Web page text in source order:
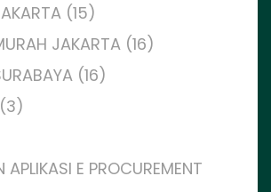
(15)
JAKARTA (16)
(16)
APLIKASI E PROCUREMENT